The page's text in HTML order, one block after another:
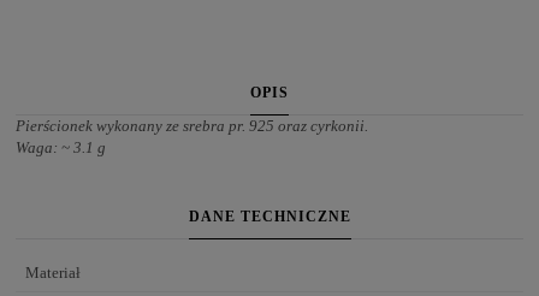
OPIS
Pierścionek wykonany ze srebra pr. 925 oraz cyrkonii.
Waga: ~ 3.1 g
DANE TECHNICZNE
Materiał